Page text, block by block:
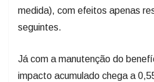
medida), com efeitos apenas
seguintes.
Já com a manutenção do
impacto acumulado chega a